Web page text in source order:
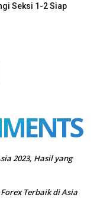
Seksi 1-2 Siap
2023, Hasil yang
Terbaik di Asia